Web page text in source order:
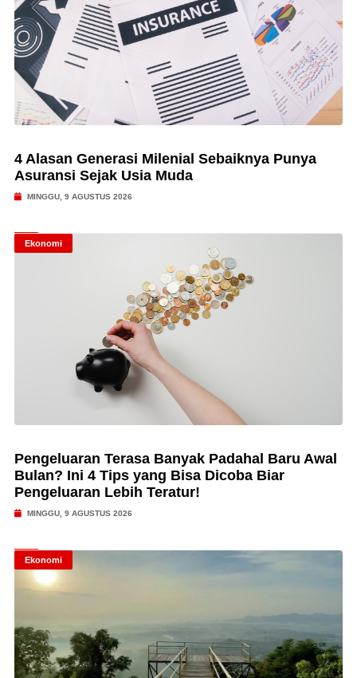
4 Alasan Generasi Milenial Sebaiknya Punya
Asuransi Sejak Usia Muda
MINGGU, 9 AGUSTUS 2026
Ekonomi
Pengeluaran Terasa Banyak Padahal Baru Awal
Bulan? Ini 4 Tips yang Bisa Dicoba Biar
Pengeluaran Lebih Teratur!
MINGGU, 9 AGUSTUS 2026
Ekonomi